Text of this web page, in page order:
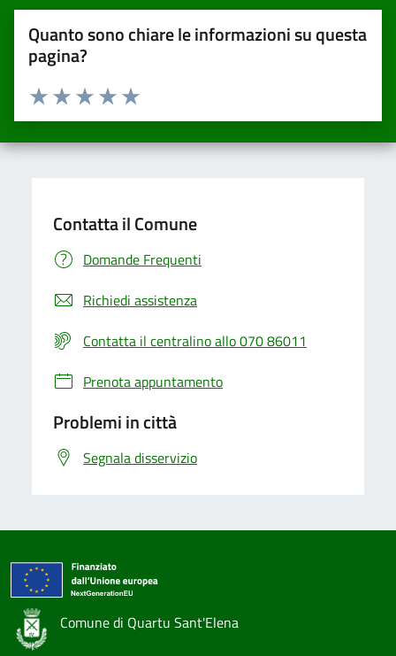
Quanto sono chiare le informazioni su questa
pagina?
Valuta da 1 a 5 stelle la pagina
Valuta 5 stelle su 5
Valuta 4 stelle su 5
Valuta 3 stelle su 5
Valuta 2 stelle su 5
Valuta una stella su 5
Contatta il Comune
Domande Frequenti
Richiedi assistenza
Contatta il centralino allo 070 86011
Prenota appuntamento
Problemi in città
Segnala disservizio
Comune di Quartu Sant'Elena